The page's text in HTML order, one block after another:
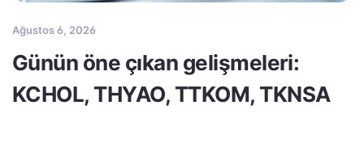
Ağustos 6, 2026
Günün öne çıkan gelişmeleri:
KCHOL, THYAO, TTKOM, TKNSA